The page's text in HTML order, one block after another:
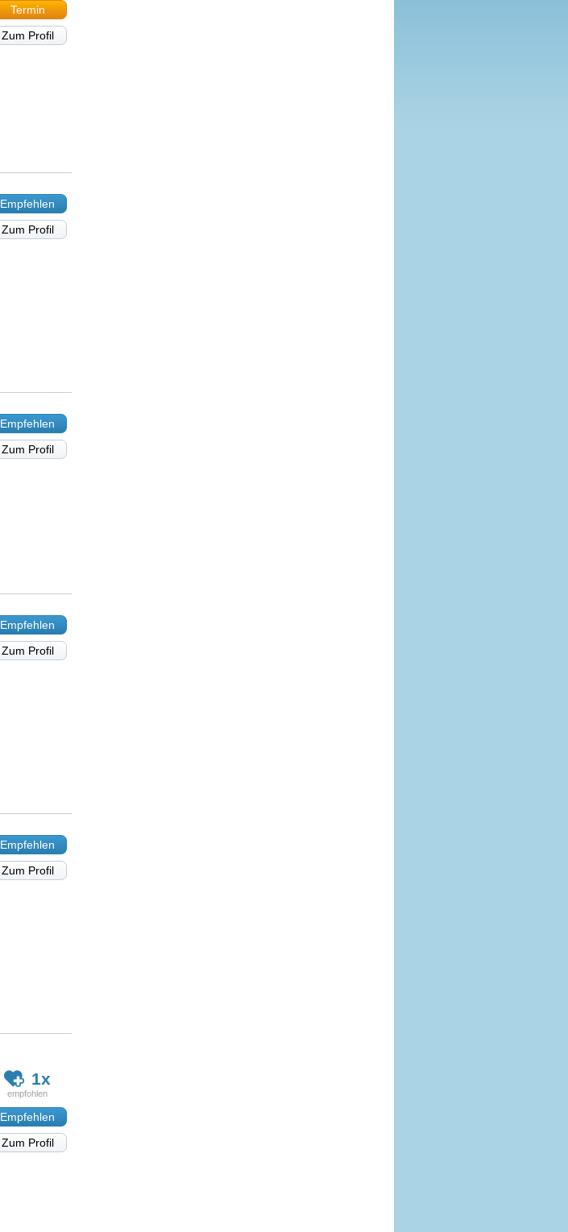
Termin
Zum Profil
Empfehlen
Zum Profil
Empfehlen
Zum Profil
Empfehlen
Zum Profil
Empfehlen
Zum Profil
1x
Empfehlen
Zum Profil